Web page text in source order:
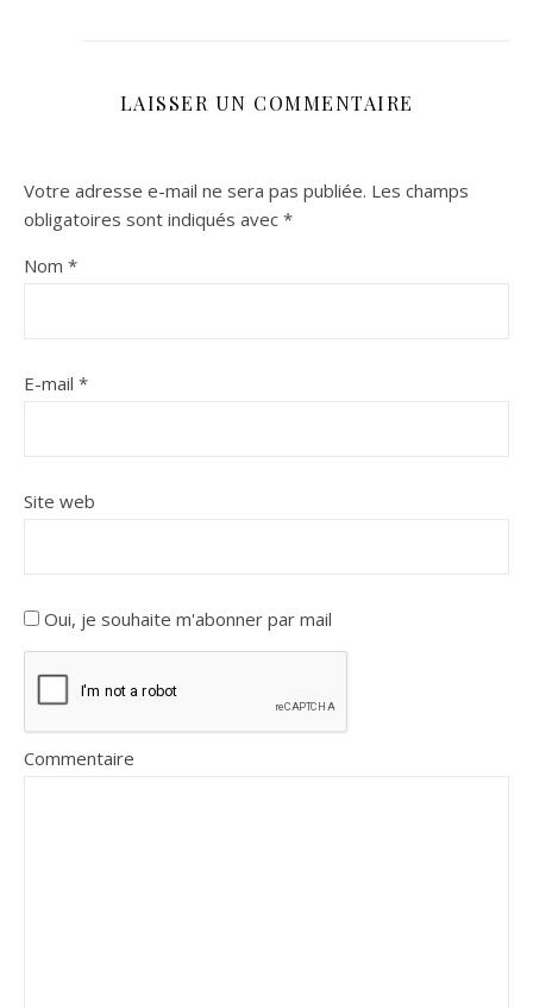
LAISSER UN COMMENTAIRE
Votre adresse e-mail ne sera pas publiée. Les champs
obligatoires sont indiqués avec *
Nom *
E-mail *
Site web
Oui, je souhaite m'abonner par mail
Commentaire